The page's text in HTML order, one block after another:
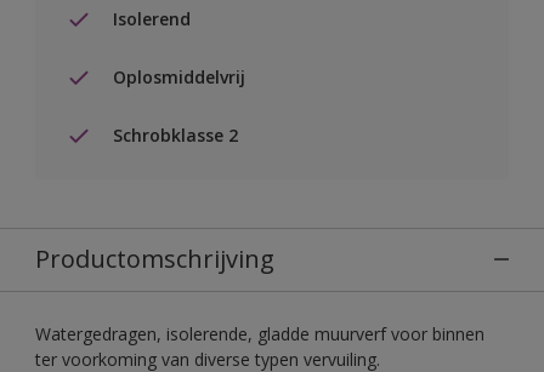
Isolerend
Oplosmiddelvrij
Schrobklasse 2
Productomschrijving
Watergedragen, isolerende, gladde muurverf voor binnen
ter voorkoming van diverse typen vervuiling.